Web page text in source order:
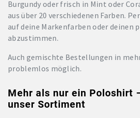
Burgundy oder frisch in Mint oder
aus über 20 verschiedenen Farben.
auf deine Markenfarben oder deinen
abzustimmen.
Auch gemischte Bestellungen in
problemlos möglich.
Mehr als nur ein Poloshirt
unser Sortiment